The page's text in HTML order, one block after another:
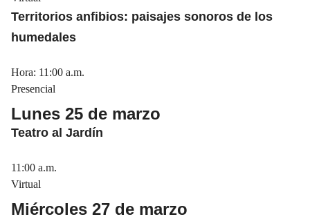
Territorios anfibios: paisajes sonoros de los
humedales
Hora: 11:00 a.m.
Presencial
Lunes 25 de marzo
Teatro al Jardín
11:00 a.m.
Virtual
Miércoles 27 de marzo